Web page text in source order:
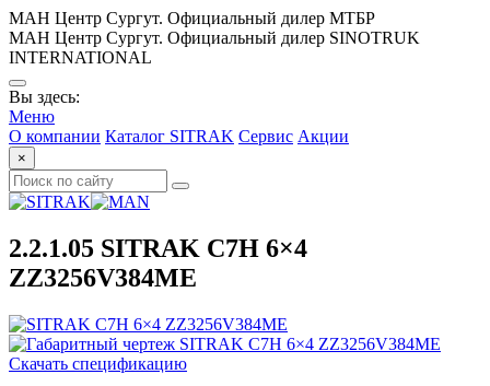
МАН Центр Сургут. Официальный дилер МТБР
МАН Центр Сургут. Официальный дилер SINOTRUK
INTERNATIONAL
Вы здесь:
Меню
О компании Каталог SITRAK Сервис Акции
×
2.2.1.05 SITRAK C7H 6×4
ZZ3256V384ME
Скачать спецификацию